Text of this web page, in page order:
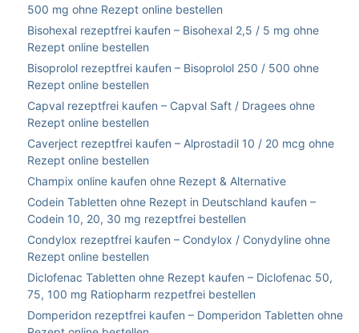
500 mg ohne Rezept online bestellen
Bisohexal rezeptfrei kaufen – Bisohexal 2,5 / 5 mg ohne
Rezept online bestellen
Bisoprolol rezeptfrei kaufen – Bisoprolol 250 / 500 ohne
Rezept online bestellen
Capval rezeptfrei kaufen – Capval Saft / Dragees ohne
Rezept online bestellen
Caverject rezeptfrei kaufen – Alprostadil 10 / 20 mcg ohne
Rezept online bestellen
Champix online kaufen ohne Rezept & Alternative
Codein Tabletten ohne Rezept in Deutschland kaufen –
Codein 10, 20, 30 mg rezeptfrei bestellen
Condylox rezeptfrei kaufen – Condylox / Conydyline ohne
Rezept online bestellen
Diclofenac Tabletten ohne Rezept kaufen – Diclofenac 50,
75, 100 mg Ratiopharm rezpetfrei bestellen
Domperidon rezeptfrei kaufen – Domperidon Tabletten ohne